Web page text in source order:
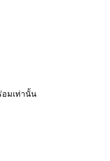
อมเท่านั้น